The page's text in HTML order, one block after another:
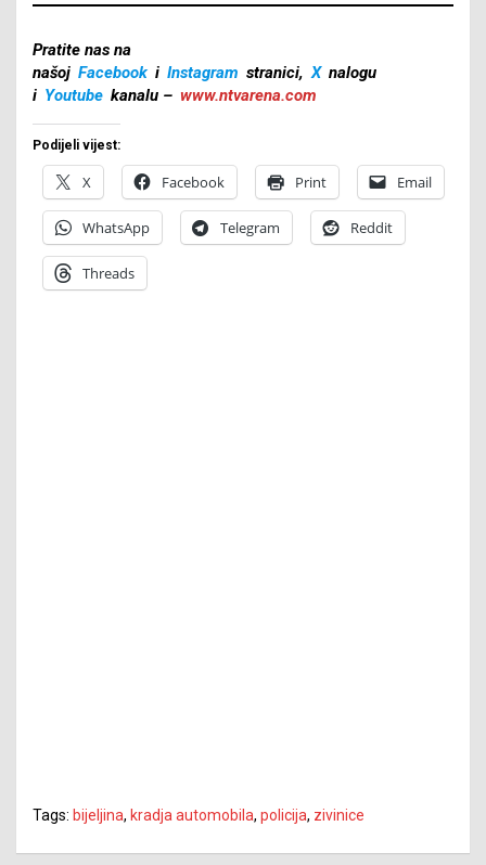
Pratite nas na
našoj Facebook i Instagram stranici, X nalogu
i Youtube kanalu – www.ntvarena.com
Podijeli vijest:
X Facebook Print Email
WhatsApp Telegram Reddit
Threads
Tags: bijeljina, kradja automobila, policija, zivinice